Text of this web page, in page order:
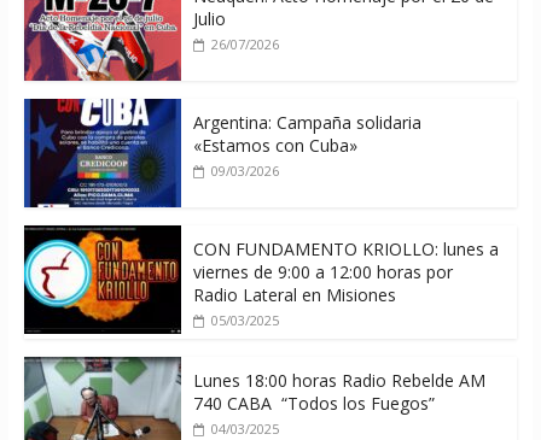
Julio
26/07/2026
Argentina: Campaña solidaria
«Estamos con Cuba»
09/03/2026
CON FUNDAMENTO KRIOLLO: lunes a
viernes de 9:00 a 12:00 horas por
Radio Lateral en Misiones
05/03/2025
Lunes 18:00 horas Radio Rebelde AM
740 CABA “Todos los Fuegos”
04/03/2025